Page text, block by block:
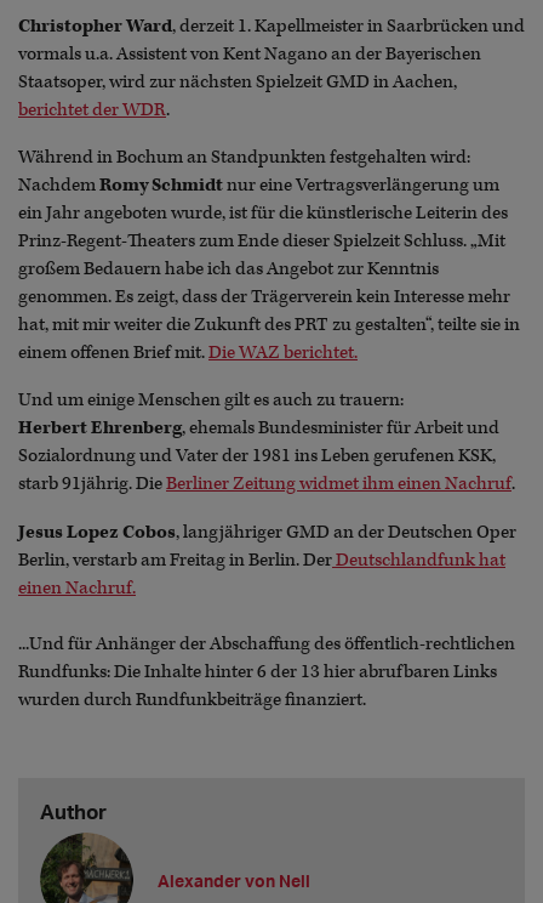
Christopher Ward, derzeit 1. Kapellmeister in Saarbrücken und
vormals u.a. Assistent von Kent Nagano an der Bayerischen
Staatsoper, wird zur nächsten Spielzeit GMD in Aachen,
berichtet der WDR.
Während in Bochum an Standpunkten festgehalten wird:
NachdemRomy Schmidtnur eine Vertragsverlängerung um
ein Jahr angeboten wurde, ist für die künstlerische Leiterin des
Prinz-Regent-Theaters zum Ende dieser Spielzeit Schluss. „Mit
großem Bedauern habe ich das Angebot zur Kenntnis
genommen. Es zeigt, dass der Trägerverein kein Interesse mehr
hat, mit mir weiter die Zukunft des PRT zu gestalten“, teilte sie in
einem offenen Brief mit.Die WAZ berichtet.
Und um einige Menschen gilt es auch zu trauern:
Herbert Ehrenberg, ehemals Bundesminister für Arbeit und
Sozialordnung und Vater der 1981 ins Leben gerufenen KSK,
starb 91jährig. DieBerliner Zeitung widmet ihm einen Nachruf.
Jesus Lopez Cobos, langjähriger GMD an der Deutschen Oper
Berlin, verstarb am Freitag in Berlin. DerDeutschlandfunk hat
einen Nachruf.
...Und für Anhänger der Abschaffung des öffentlich-rechtlichen
Rundfunks: Die Inhalte hinter 6 der 13 hier abrufbaren Links
wurden durch Rundfunkbeiträge finanziert.
Author
Alexander von Nell